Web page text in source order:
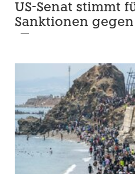
US-Senat stimmt
Sanktionen